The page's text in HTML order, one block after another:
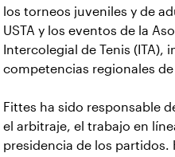
los torneos juveniles y de
USTA y los eventos de la
Intercolegial de Tenis (ITA),
competencias regionales de
Fittes ha sido responsable
el arbitraje, el trabajo en
presidencia de los partidos.